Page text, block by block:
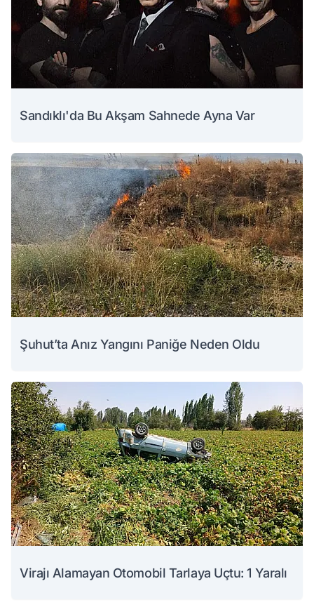
Sandıklı'da Bu Akşam Sahnede Ayna Var
Şuhut’ta Anız Yangını Paniğe Neden Oldu
Virajı Alamayan Otomobil Tarlaya Uçtu: 1 Yaralı